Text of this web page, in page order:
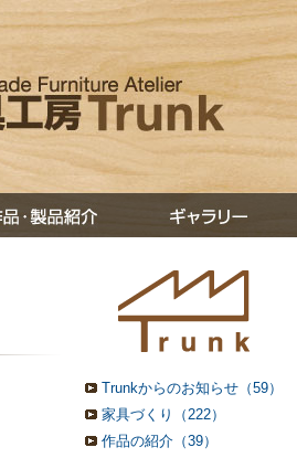
Trunkからのお知らせ（59）
家具づくり（222）
作品の紹介（39）